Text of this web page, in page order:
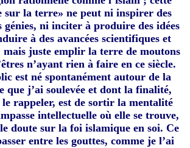
sur la terre» ne peut ni inspirer des
génies, ni inciter à produire des idées
à des avancées scientifiques et
mais juste emplir la terre de moutons
n’ayant rien à faire en ce siècle.
est né spontanément autour de la
que j’ai soulevée et dont la finalité,
le rappeler, est de sortir la mentalité
intellectuelle où elle se trouve,
doute sur la foi islamique en soi. Ce
entre les gouttes, comme je l’ai